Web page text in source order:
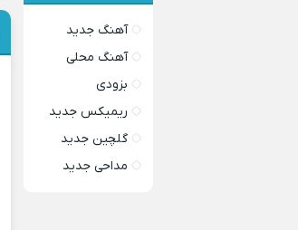
آهنگ جدید
آهنگ محلی
بزودی
ریمیکس جدید
گلچین جدید
مداحی جدید